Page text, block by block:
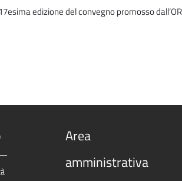
edizione del convegno promosso
Area
amministrativa